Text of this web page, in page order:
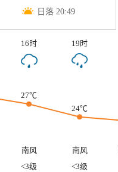
日落 20:49
16时 19时
27℃
24℃
南风 南风
<3级 <3级